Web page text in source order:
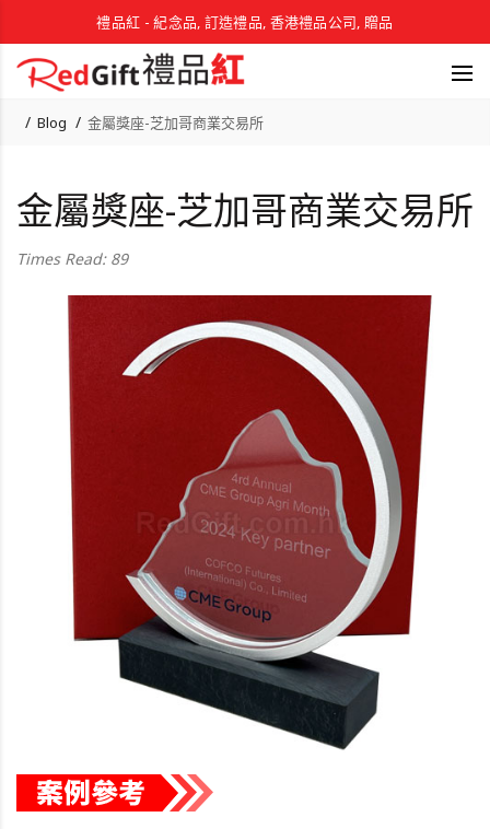
禮品紅 - 紀念品, 訂造禮品, 香港禮品公司, 贈品
Blog 金屬獎座-芝加哥商業交易所
金屬獎座-芝加哥商業交易所
Times Read: 89